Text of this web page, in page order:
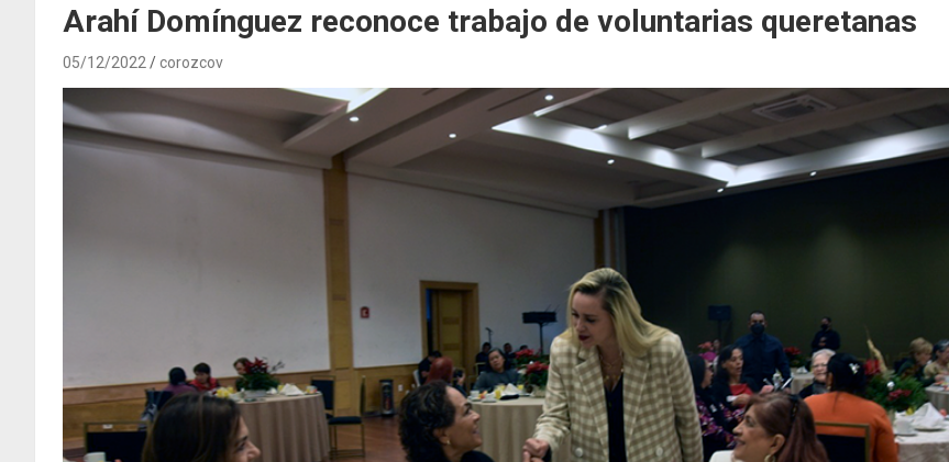
Arahí Domínguez reconoce trabajo de voluntarias queretanas
05/12/2022 corozcov